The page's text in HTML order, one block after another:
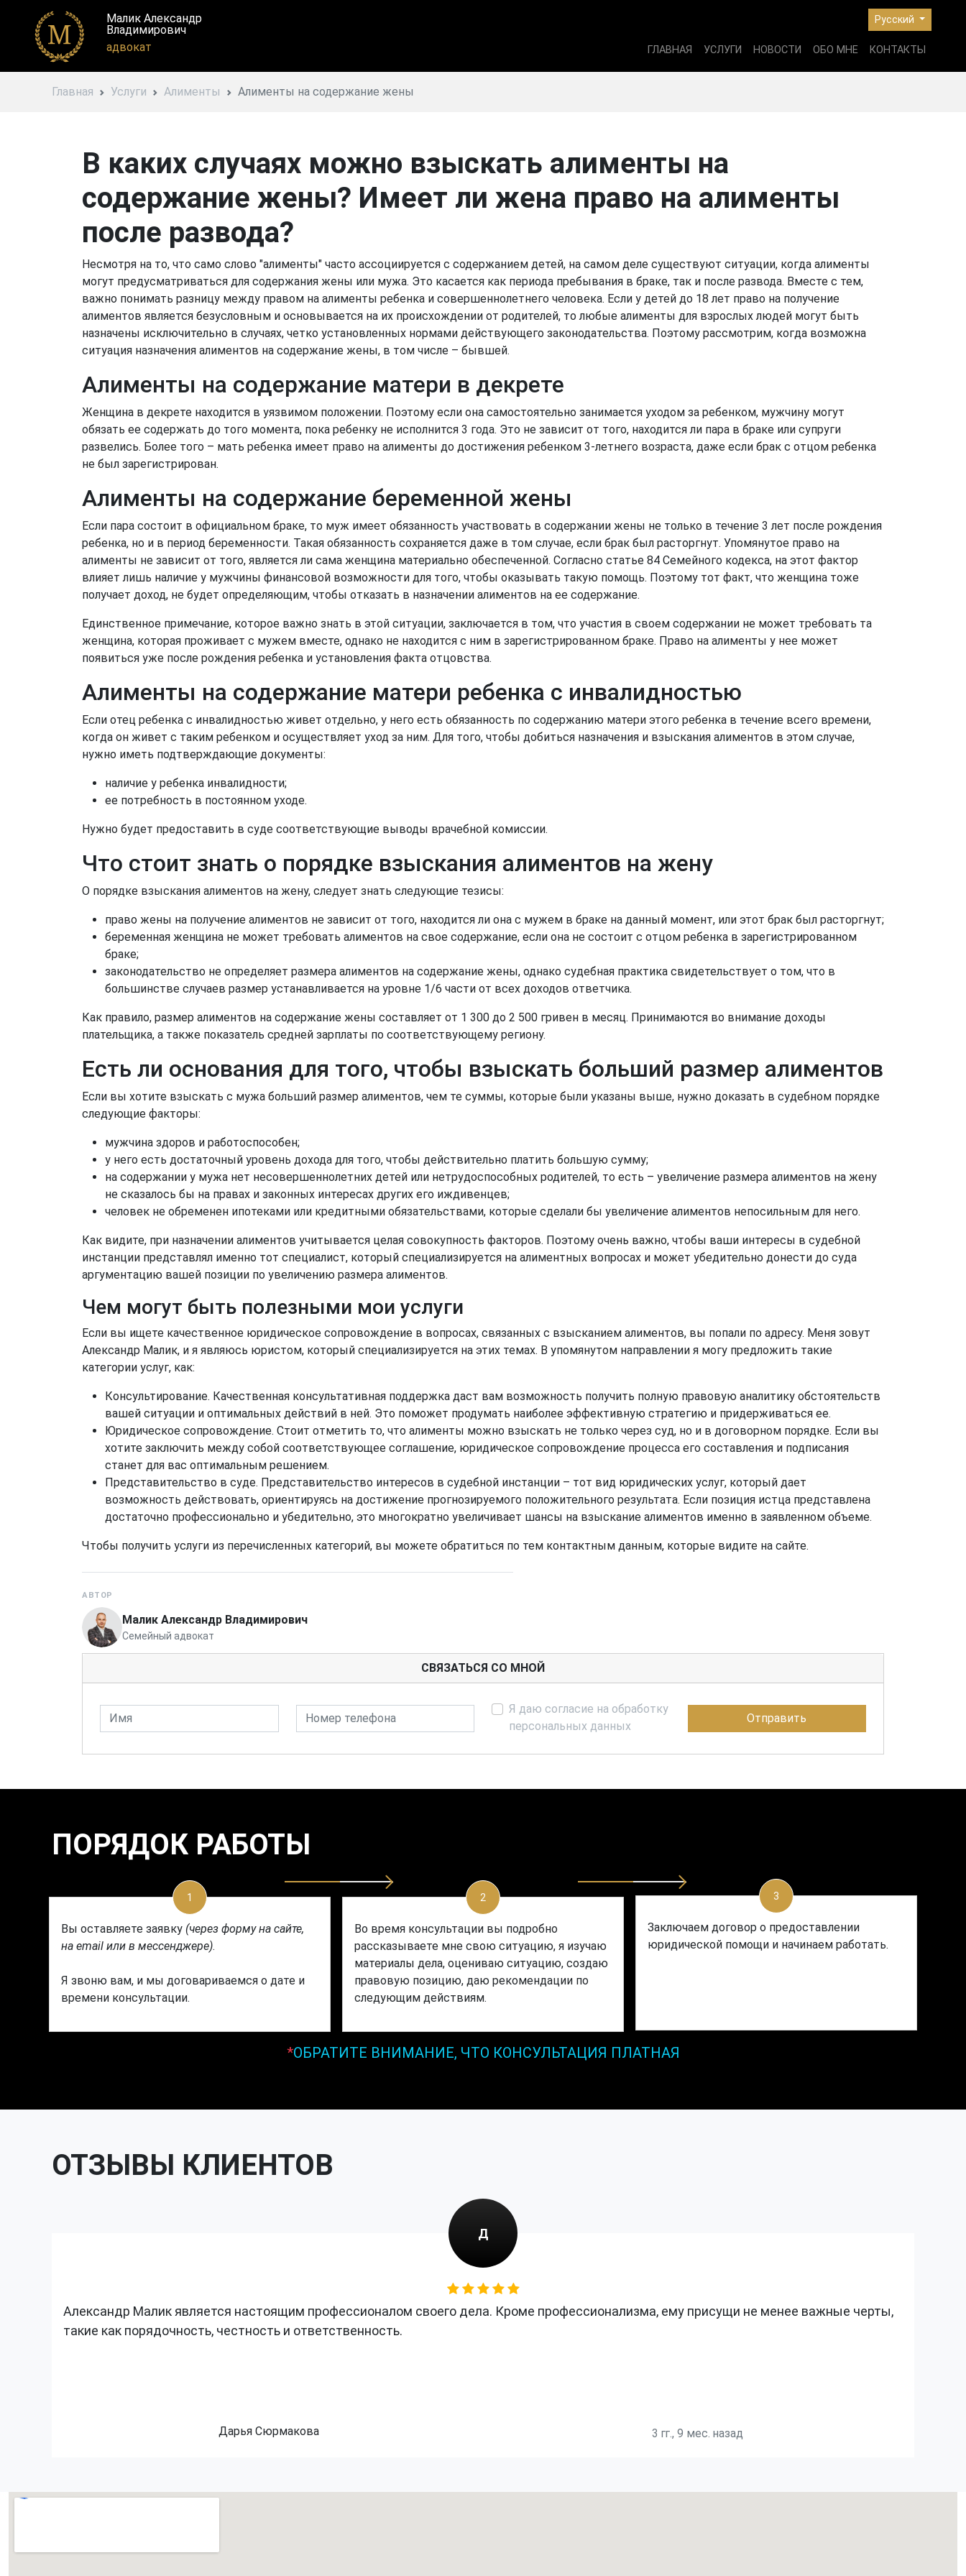
Малик Александр
Владимирович
адвокат
Русский
ГЛАВНАЯ УСЛУГИ НОВОСТИ ОБО МНЕ КОНТАКТЫ
Главная Услуги Алименты Алименты на содержание жены
В каких случаях можно взыскать алименты на
содержание жены? Имеет ли жена право на алименты
после развода?
Несмотря на то, что само слово "алименты" часто ассоциируется с содержанием детей, на самом деле существуют ситуации, когда алименты
могут предусматриваться для содержания жены или мужа. Это касается как периода пребывания в браке, так и после развода. Вместе с тем,
важно понимать разницу между правом на алименты ребенка и совершеннолетнего человека. Если у детей до 18 лет право на получение
алиментов является безусловным и основывается на их происхождении от родителей, то любые алименты для взрослых людей могут быть
назначены исключительно в случаях, четко установленных нормами действующего законодательства. Поэтому рассмотрим, когда возможна
ситуация назначения алиментов на содержание жены, в том числе – бывшей.
Алименты на содержание матери в декрете
Женщина в декрете находится в уязвимом положении. Поэтому если она самостоятельно занимается уходом за ребенком, мужчину могут
обязать ее содержать до того момента, пока ребенку не исполнится 3 года. Это не зависит от того, находится ли пара в браке или супруги
развелись. Более того – мать ребенка имеет право на алименты до достижения ребенком 3-летнего возраста, даже если брак с отцом ребенка
не был зарегистрирован.
Алименты на содержание беременной жены
Если пара состоит в официальном браке, то муж имеет обязанность участвовать в содержании жены не только в течение 3 лет после рождения
ребенка, но и в период беременности. Такая обязанность сохраняется даже в том случае, если брак был расторгнут. Упомянутое право на
алименты не зависит от того, является ли сама женщина материально обеспеченной. Согласно статье 84 Семейного кодекса, на этот фактор
влияет лишь наличие у мужчины финансовой возможности для того, чтобы оказывать такую помощь. Поэтому тот факт, что женщина тоже
получает доход, не будет определяющим, чтобы отказать в назначении алиментов на ее содержание.
Единственное примечание, которое важно знать в этой ситуации, заключается в том, что участия в своем содержании не может требовать та
женщина, которая проживает с мужем вместе, однако не находится с ним в зарегистрированном браке. Право на алименты у нее может
появиться уже после рождения ребенка и установления факта отцовства.
Алименты на содержание матери ребенка с инвалидностью
Если отец ребенка с инвалидностью живет отдельно, у него есть обязанность по содержанию матери этого ребенка в течение всего времени,
когда он живет с таким ребенком и осуществляет уход за ним. Для того, чтобы добиться назначения и взыскания алиментов в этом случае,
нужно иметь подтверждающие документы:
наличие у ребенка инвалидности;
ее потребность в постоянном уходе.
Нужно будет предоставить в суде соответствующие выводы врачебной комиссии.
Что стоит знать о порядке взыскания алиментов на жену
О порядке взыскания алиментов на жену, следует знать следующие тезисы:
право жены на получение алиментов не зависит от того, находится ли она с мужем в браке на данный момент, или этот брак был расторгнут;
беременная женщина не может требовать алиментов на свое содержание, если она не состоит с отцом ребенка в зарегистрированном
браке;
законодательство не определяет размера алиментов на содержание жены, однако судебная практика свидетельствует о том, что в
большинстве случаев размер устанавливается на уровне 1/6 части от всех доходов ответчика.
Как правило, размер алиментов на содержание жены составляет от 1 300 до 2 500 гривен в месяц. Принимаются во внимание доходы
плательщика, а также показатель средней зарплаты по соответствующему региону.
Есть ли основания для того, чтобы взыскать больший размер алиментов
Если вы хотите взыскать с мужа больший размер алиментов, чем те суммы, которые были указаны выше, нужно доказать в судебном порядке
следующие факторы:
мужчина здоров и работоспособен;
у него есть достаточный уровень дохода для того, чтобы действительно платить большую сумму;
на содержании у мужа нет несовершеннолетних детей или нетрудоспособных родителей, то есть – увеличение размера алиментов на жену
не сказалось бы на правах и законных интересах других его иждивенцев;
человек не обременен ипотеками или кредитными обязательствами, которые сделали бы увеличение алиментов непосильным для него.
Как видите, при назначении алиментов учитывается целая совокупность факторов. Поэтому очень важно, чтобы ваши интересы в судебной
инстанции представлял именно тот специалист, который специализируется на алиментных вопросах и может убедительно донести до суда
аргументацию вашей позиции по увеличению размера алиментов.
Чем могут быть полезными мои услуги
Если вы ищете качественное юридическое сопровождение в вопросах, связанных с взысканием алиментов, вы попали по адресу. Меня зовут
Александр Малик, и я являюсь юристом, который специализируется на этих темах. В упомянутом направлении я могу предложить такие
категории услуг, как:
Консультирование. Качественная консультативная поддержка даст вам возможность получить полную правовую аналитику обстоятельств
вашей ситуации и оптимальных действий в ней. Это поможет продумать наиболее эффективную стратегию и придерживаться ее.
Юридическое сопровождение. Стоит отметить то, что алименты можно взыскать не только через суд, но и в договорном порядке. Если вы
хотите заключить между собой соответствующее соглашение, юридическое сопровождение процесса его составления и подписания
станет для вас оптимальным решением.
Представительство в суде. Представительство интересов в судебной инстанции – тот вид юридических услуг, который дает
возможность действовать, ориентируясь на достижение прогнозируемого положительного результата. Если позиция истца представлена
достаточно профессионально и убедительно, это многократно увеличивает шансы на взыскание алиментов именно в заявленном объеме.
Чтобы получить услуги из перечисленных категорий, вы можете обратиться по тем контактным данным, которые видите на сайте.
АВТОР
Малик Александр Владимирович
Семейный адвокат
СВЯЗАТЬСЯ СО МНОЙ
Имя Номер телефона
Я даю согласие на обработку
персональных данных
Отправить
ПОРЯДОК РАБОТЫ
1
Вы оставляете заявку (через форму на сайте,
на email или в мессенджере).
Я звоню вам, и мы договариваемся о дате и
времени консультации.
2
Во время консультации вы подробно
рассказываете мне свою ситуацию, я изучаю
материалы дела, оцениваю ситуацию, создаю
правовую позицию, даю рекомендации по
следующим действиям.
3
Заключаем договор о предоставлении
юридической помощи и начинаем работать.
*ОБРАТИТЕ ВНИМАНИЕ, ЧТО КОНСУЛЬТАЦИЯ ПЛАТНАЯ
ОТЗЫВЫ КЛИЕНТОВ
Д
Александр Малик является настоящим профессионалом своего дела. Кроме профессионализма, ему присущи не менее важные черты,
такие как порядочность, честность и ответственность.
Дарья Сюрмакова 3 гг., 9 мес. назад